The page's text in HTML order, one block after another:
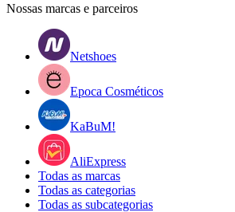
Nossas marcas e parceiros
Netshoes
Epoca Cosméticos
KaBuM!
AliExpress
Todas as marcas
Todas as categorias
Todas as subcategorias